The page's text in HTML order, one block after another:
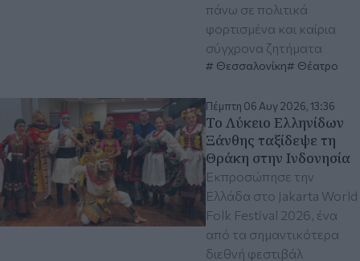
πάνω σε πολιτικά
φορτισμένα και καίρια
σύγχρονα ζητήματα
Θεσσαλονίκη Θέατρο
Πέμπτη 06 Αυγ 2026, 13:36
Το Λύκειο Ελληνίδων
Ξάνθης ταξίδεψε τη
Θράκη στην Ινδονησία
Εκπροσώπησε την
Ελλάδα στο Jakarta World
Folk Festival 2026, ένα
από τα σημαντικότερα
διεθνή φεστιβάλ